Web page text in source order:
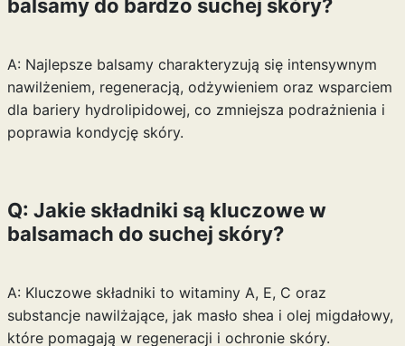
balsamy do bardzo suchej skóry?
A: Najlepsze balsamy charakteryzują się intensywnym
nawilżeniem, regeneracją, odżywieniem oraz wsparciem
dla bariery hydrolipidowej, co zmniejsza podrażnienia i
poprawia kondycję skóry.
Q: Jakie składniki są kluczowe w
balsamach do suchej skóry?
A: Kluczowe składniki to witaminy A, E, C oraz
substancje nawilżające, jak masło shea i olej migdałowy,
które pomagają w regeneracji i ochronie skóry.